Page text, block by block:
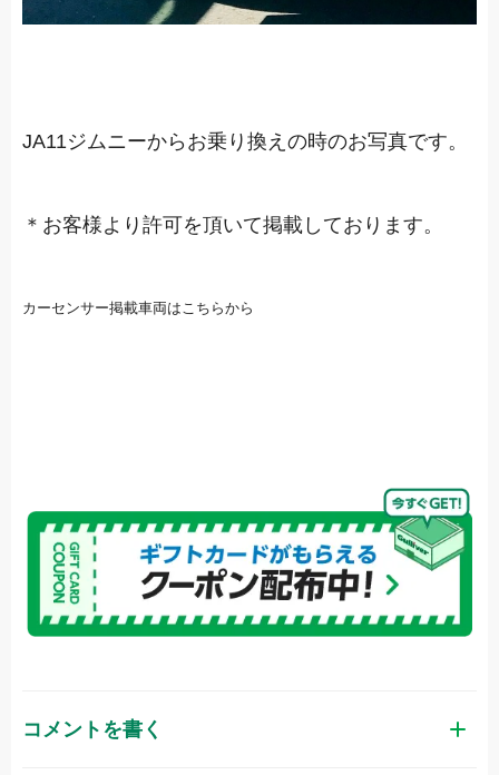
JA11ジムニーからお乗り換えの時のお写真です。
＊お客様より許可を頂いて掲載しております。
カーセンサー掲載車両はこちらから
コメントを書く